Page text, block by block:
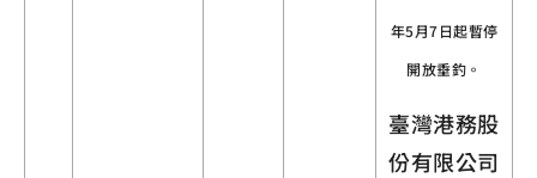
年5月7日起暫停
開放垂釣。
臺灣港務股
份有限公司